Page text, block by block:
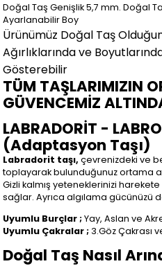
Doğal Taş Genişlik 5,7 mm. Doğal
Ayarlanabilir Boy
Ürünümüz Doğal Taş
Ağırlıklarında ve
Gösterebilir
TÜM TAŞLARIMIZIN
GÜVENCEMİZ
LABRADORİT -
(Adaptasyon Taşı)
Labradorit taşı,çevrenizdeki ve
toplayarak bulunduğunuz ortama
Gizli kalmış yeteneklerinizi
sağlar. Ayrıca algılama gücünüzü
Uyumlu Burçlar ;Yay, Aslan ve
Uyumlu Çakralar ; 3.Göz Çakrası
Doğal Taş Nasıl